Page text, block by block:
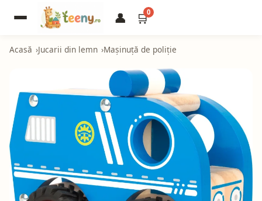
👤 🛒0
Acasă Jucarii din lemn Mașinuță de poliție